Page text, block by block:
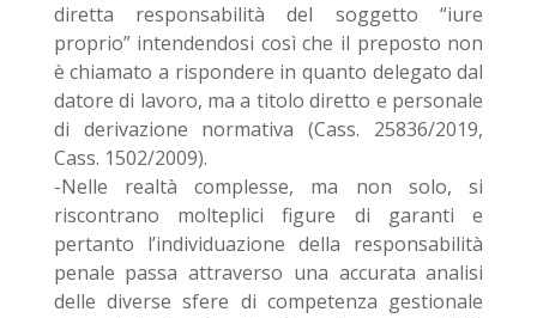
diretta responsabilità del soggetto “iure
proprio” intendendosi così che il preposto non
è chiamato a rispondere in quanto delegato dal
datore di lavoro, ma a titolo diretto e personale
di derivazione normativa (Cass. 25836/2019,
Cass. 1502/2009).
-Nelle realtà complesse, ma non solo, si
riscontrano molteplici figure di garanti e
pertanto l’individuazione della responsabilità
penale passa attraverso una accurata analisi
delle diverse sfere di competenza gestionale